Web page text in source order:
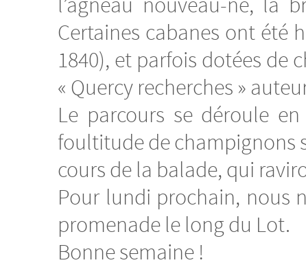
Certaines cabanes ont été
1840), et parfois dotées de
« Quercy recherches »
Le parcours se déroule
foultitude de champignons
cours de la balade, qui
Pour lundi prochain, nous
promenade le long du Lot.
Bonne semaine !